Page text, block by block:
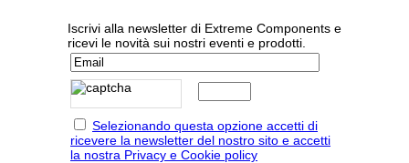
Iscrivi alla newsletter di Extreme Components e
ricevi le novità sui nostri eventi e prodotti.
Selezionando questa opzione accetti di
ricevere la newsletter del nostro sito e accetti
la nostra Privacy e Cookie policy